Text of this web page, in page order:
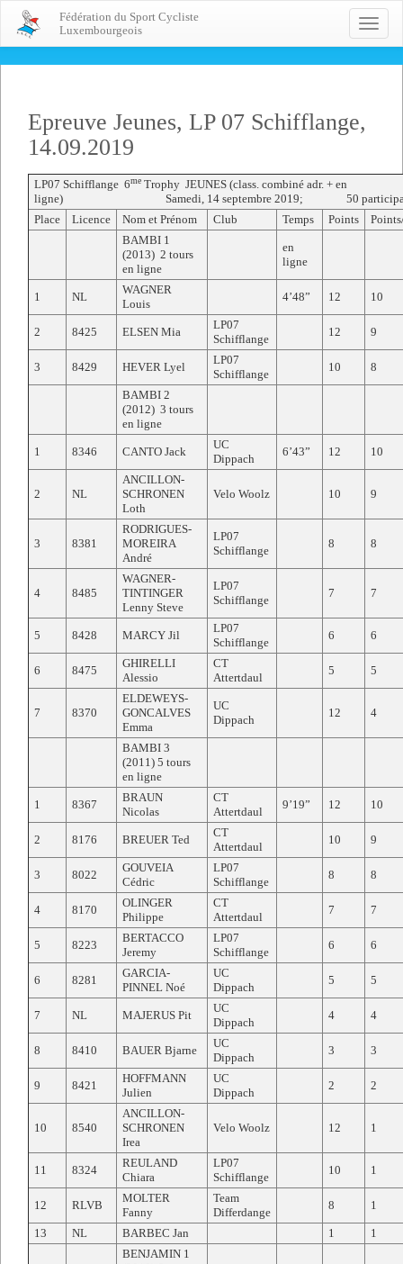
Toggle
Fédération du Sport Cycliste
Luxembourgeois
Epreuve Jeunes, LP 07 Schifflange,
14.09.2019
LP07 Schifflange 6me Trophy JEUNES (class. combiné adr. + en
ligne) Samedi, 14 septembre 2019; 50
Place
Licence Nom et Prénom Club Temps Points
BAMBI 1
(2013) 2 tours
en ligne
en
ligne
1 NL
WAGNER
Louis
4’48” 12 10
2 8425 ELSEN Mia
LP07
Schifflange
12 9
3 8429 HEVER Lyel
LP07
Schifflange
10 8
BAMBI 2
(2012) 3 tours
en ligne
1 8346 CANTO Jack
UC
Dippach
6’43” 12 10
2 NL
ANCILLON-
SCHRONEN
Loth
Velo Woolz 10 9
3 8381
RODRIGUES-
MOREIRA
André
LP07
Schifflange
8 8
4 8485
WAGNER-
TINTINGER
Lenny Steve
LP07
Schifflange
7 7
5 8428 MARCY Jil
LP07
Schifflange
6 6
6 8475
GHIRELLI
Alessio
CT
Attertdaul
5 5
7 8370
ELDEWEYS-
GONCALVES
Emma
UC
Dippach
12 4
BAMBI 3
(2011) 5 tours
en ligne
1 8367
BRAUN
Nicolas
CT
Attertdaul
9’19” 12 10
2 8176 BREUER Ted
CT
Attertdaul
10 9
3 8022
GOUVEIA
Cédric
LP07
Schifflange
8 8
4 8170
OLINGER
Philippe
CT
Attertdaul
7 7
5 8223
BERTACCO
Jeremy
LP07
Schifflange
6 6
6 8281
GARCIA-
PINNEL Noé
UC
Dippach
5 5
7 NL MAJERUS Pit
UC
Dippach
4 4
8 8410 BAUER Bjarne
UC
Dippach
3 3
9 8421
HOFFMANN
Julien
UC
Dippach
2 2
10 8540
ANCILLON-
SCHRONEN
Irea
Velo Woolz 12 1
11 8324
REULAND
Chiara
LP07
Schifflange
10 1
12 RLVB
MOLTER
Fanny
Team
Differdange
8 1
13 NL BARBEC Jan 1
1
BENJAMIN 1